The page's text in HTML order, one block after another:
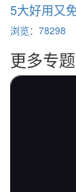
5大好用又
浏览：78298
更多专